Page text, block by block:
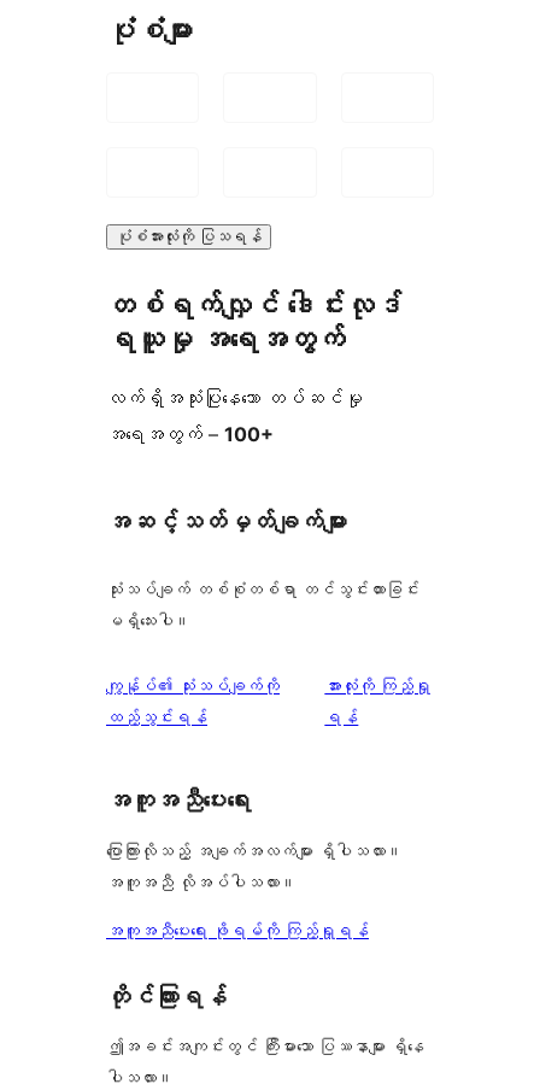
ပုံစံများ
ပုံစံအားလုံးကို ပြသရန်
တစ်ရက်လျှင် ဒေါင်းလုဒ်
ရယူမှု အရေအတွက်
လက်ရှိအသုံးပြုနေသော တပ်ဆင်မှု
အရေအတွက် – 100+
အဆင့်သတ်မှတ်ချက်များ
သုံးသပ်ချက် တစ်စုံတစ်ရာ တင်သွင်းထားခြင်း
မရှိသေးပါ။
ကျွန်ုပ်၏ သုံးသပ်ချက်ကို
ထည့်သွင်းရန်
သုံးသပ်
ချက်
အားလုံးကို ကြည့်ရှု
ရန်
အကူအညီပေးရေး
ပြောကြားလိုသည့် အချက်အလက်များ ရှိပါသလား။
အကူအညီ လိုအပ်ပါသလား။
အကူအညီပေးရေး ဖိုရမ်ကို ကြည့်ရှုရန်
တိုင်ကြားရန်
ဤအခင်းအကျင်းတွင် ကြီးမားသော ပြဿနာများ ရှိနေ
ပါသလား။